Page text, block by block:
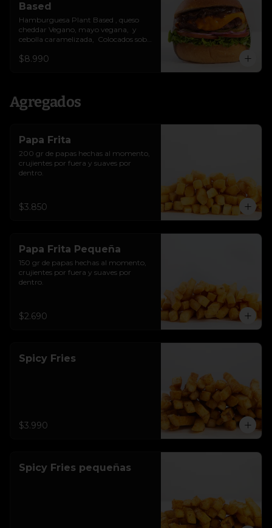
Based
Hamburguesa Plant Based , queso
cheddar Vegano, mayo vegana,  y
cebolla caramelizada,  Colocados sobre
tostado.(No es libre de Gluten)
$8.990
Agregados
Papa Frita
200 gr de papas hechas al momento,
crujientes por fuera y suaves por
dentro.
$3.850
Papa Frita Pequeña
150 gr de papas hechas al momento,
crujientes por fuera y suaves por
dentro.
$2.690
Spicy Fries
$3.990
Spicy Fries pequeñas